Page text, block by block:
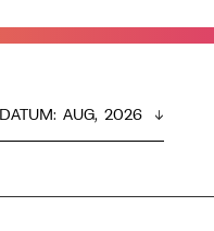
DATUM: AUG,  2026